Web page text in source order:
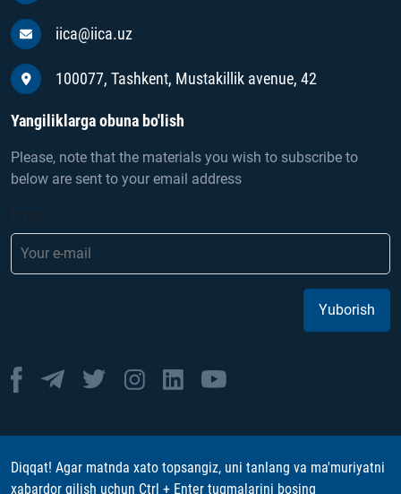
iica@iica.uz
100077, Tashkent, Mustakillik avenue, 42
Yangiliklarga obuna bo'lish
Please, note that the materials you wish to subscribe to
below are sent to your email address
Yuborish
Diqqat! Agar matnda xato topsangiz, uni tanlang va ma'muriyatni
xabardor qilish uchun Ctrl + Enter tugmalarini bosing